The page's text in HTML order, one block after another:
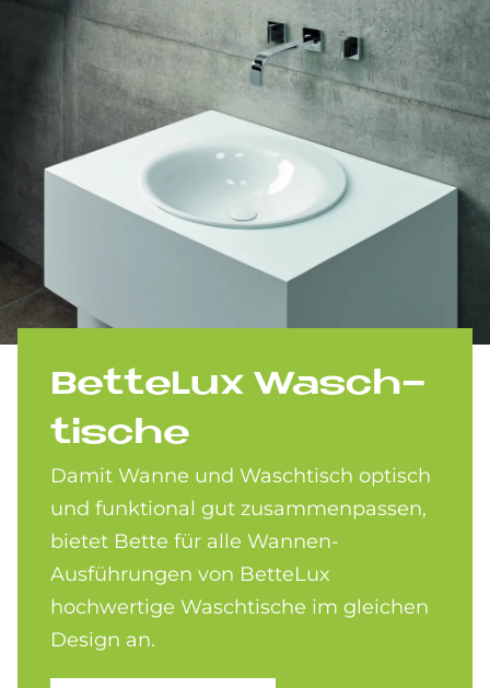
Bet­te­Lux Wasch­
ti­sche
Damit Wanne und Waschtisch optisch
und funktional gut zusammenpassen,
bietet Bette für alle Wannen-
Ausführungen von BetteLux
hochwertige Waschtische im gleichen
Design an.